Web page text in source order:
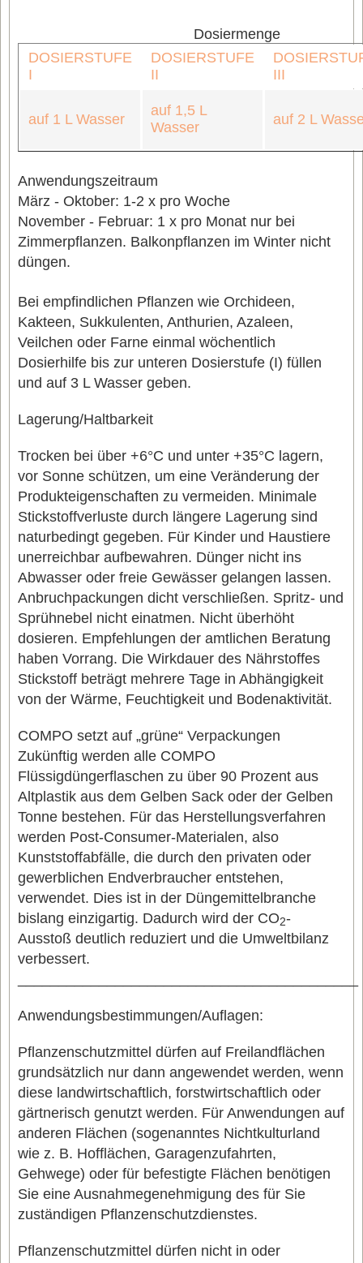
Dosiermenge
DOSIERSTUFE
I
DOSIERSTUFE
II
III
auf 1 L Wasser
auf 1,5 L
Wasser
auf 2 L
Anwendungszeitraum
März - Oktober: 1-2 x pro Woche
November - Februar: 1 x pro Monat nur bei
Zimmerpflanzen. Balkonpflanzen im Winter nicht
düngen.
Bei empfindlichen Pflanzen wie Orchideen,
Kakteen, Sukkulenten, Anthurien, Azaleen,
Veilchen oder Farne einmal wöchentlich
Dosierhilfe bis zur unteren Dosierstufe (I) füllen
und auf 3 L Wasser geben.
Lagerung/Haltbarkeit
Trocken bei über +6°C und unter +35°C lagern,
vor Sonne schützen, um eine Veränderung der
Produkteigenschaften zu vermeiden. Minimale
Stickstoffverluste durch längere Lagerung sind
naturbedingt gegeben. Für Kinder und Haustiere
unerreichbar aufbewahren. Dünger nicht ins
Abwasser oder freie Gewässer gelangen lassen.
Anbruchpackungen dicht verschließen. Spritz- und
Sprühnebel nicht einatmen. Nicht überhöht
dosieren. Empfehlungen der amtlichen Beratung
haben Vorrang. Die Wirkdauer des Nährstoffes
Stickstoff beträgt mehrere Tage in Abhängigkeit
von der Wärme, Feuchtigkeit und Bodenaktivität.
COMPO setzt auf „grüne“ Verpackungen
Zukünftig werden alle COMPO
Flüssigdüngerflaschen zu über 90 Prozent aus
Altplastik aus dem Gelben Sack oder der Gelben
Tonne bestehen. Für das Herstellungsverfahren
werden Post-Consumer-Materialen, also
Kunststoffabfälle, die durch den privaten oder
gewerblichen Endverbraucher entstehen,
verwendet. Dies ist in der Düngemittelbranche
bislang einzigartig. Dadurch wird der CO2-
Ausstoß deutlich reduziert und die Umweltbilanz
verbessert.
Anwendungsbestimmungen/Auflagen:
Pflanzenschutzmittel dürfen auf Freilandflächen
grundsätzlich nur dann angewendet werden, wenn
diese landwirtschaftlich, forstwirtschaftlich oder
gärtnerisch genutzt werden. Für Anwendungen auf
anderen Flächen (sogenanntes Nichtkulturland
wie z. B. Hofflächen, Garagenzufahrten,
Gehwege) oder für befestigte Flächen benötigen
Sie eine Ausnahmegenehmigung des für Sie
zuständigen Pflanzenschutzdienstes.
Pflanzenschutzmittel dürfen nicht in oder